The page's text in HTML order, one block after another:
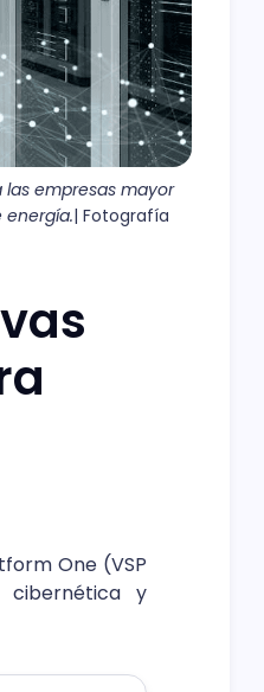
las empresas mayor
| Fotografía
One (VSP
cibernética y